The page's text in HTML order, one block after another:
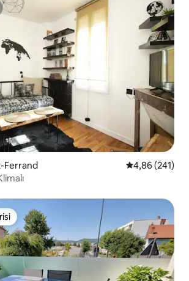
Ferrand 5 üzerinden
4,86 (241)